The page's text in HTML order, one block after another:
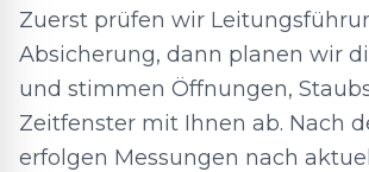
Zuerst prüfen wir
Absicherung, dann planen wir
und stimmen Öffnungen,
Zeitfenster mit Ihnen ab. Nach
erfolgen Messungen nach